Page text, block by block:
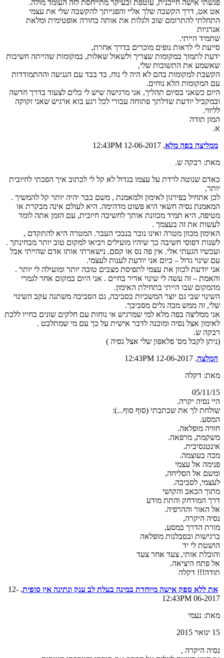
פגשתי אישה חייכנית, עוטפת ובעיקר מתייחסת לזה העומד מולה.
אט אט, דרך הקשבה שלך אליי והפנייתך להקשבה שלי את עצמי
התחלתי להתרומם שוב ולגלות את אותה בחורה אופטימית ומלאת
אנרגיות
שתמיד הייתי.
סייעת לי לראות נופים מוכרים בדרך אחרת,
ידעת לתמוך במקומות שצריך ולשאול שאלות, במקומות שהייתה חשיבות
שאשמע את התשובות שלי,
הקשבת למקומות בהם לא היה לי נוח, בד בבד עם הנגיעה וההתמודדות
עם המקומות הלא נוחים.
היום כשאני בסיום תהליך, אני מרגישה שיש לי כלים לצעוד בדרך חדשה
ובמקביל יודעת שדלתך פתוחה עבורי לכל רגע בוא ארגיש שאני זקוקה
לליווי.
המון תודה
א.
ממליצה בפה מלא, 12-06-2017 12:43PM
מאת: רבקה ש.
כאדם שנוטה לרדת על עצמו בגדול לא קל לי לכתוב איך הפכתי לחיובית
יותר,
לכן אתחיל בפירגון לאימון ולמאמנת , משם כבר יהיה יותר קל להמשיך .
המאמנת נסיה חשאי היא פשוט מדהימה. היא לעולם אינה מבקרת או
מטיפה, היא תמיד מכוונת אותך לחשיבה חיובית, עם הזמן אתה לומד
לעשות את זה בעצמך .
האימון מכוון מטרה ואינו נובר בנבכי העבר. המטרה היא להתקדם ,
לשנות דפוסי חשיבה כך שיהיו מועילים ויביאו למקום טוב יותר מבחינתך .
ועכשיו הגעתי אלי. אין פה נס או קסם. נישארתי אותו אדם שהייתי אבל
עם שינוי גדול – כיום אני יודעת לענות לעצמי.
אני יודעת לכוון את עצמי לתפיסת מצבים טובה יותר ומועילה לי יותר .
והאמת – זה עשה לי שינוי אדיר בחיים . אני היום במקום אחר לגמרי
מהמקום שבו הייתי בתחילת האימון.
השינוי שבי גם יוצר המשכיות בסביבה, גם הסביבה משתנה עקב השינוי
שלי, זה ממש מכה גלים מסביבך.
אני ממליצה בפה מלא למי שמרגיש אי נוחות עם חלקים שונים בחייו ללכת
לאימון אצל נסיה ומוכנה לדבר אישית על כך עם מי שמתלבט .
רבקה ש.
(ניתן לקבל מס' פלאפון שלי אצל נסיה )
המלצה, 12-06-2017 12:43PM
מאת: דקלה
05/11/15
היי נסיה יקרה.
שולחת לך את שכתבתי (סוף סוף...):
המסע.
חוויה מופלאה.
משקמת, מרפאה.
אינטנסיבית.
מכה בעוצמה.
פנימה אל עצמי
ומשם אל הסליחה,
לעצמי, לסביבה.
מתוך הכאב והקושי
דרך המודחק והתת מודע
אל האור וההרפיה.
נסיה היקרה,
מורת הדרך במסע,
ברגישות ובסבלנות מופלאה
הושטת לי יד
והובלת אותי, צעד אחר צעד
אל פתח היציאה.
תודה!!! דקלה
את ללא ספק אישה מיוחדת במינה בעלת לב ענק ונתינה אין סופית , 12-
06-2017 12:43PM
מאת: נעמי
15 ינואר 2015
נסיה היקרה ,